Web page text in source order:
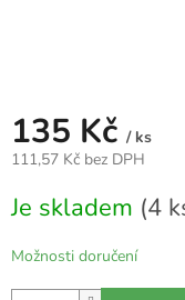
135 Kč / ks
111,57 Kč bez DPH
cena:
Je skladem (4
Možnosti doručení